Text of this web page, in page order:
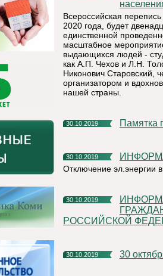
Всероссийская
2020 года, будет
единственной
масштабное
выдающихся людей -
как А.П. Чехов и Л.Н.
Никонович Старовский,
организатором и
нашей страны.
30.10.2019
30.10.2019
Отключение эл.энергии
30.10.2019
ИНФОРМАЦИЯ О ПРОВЕДЕНИИ ЛИЧНОГО ПРИЕМА
РОССИЙСКОЙ
30.10.2019 30